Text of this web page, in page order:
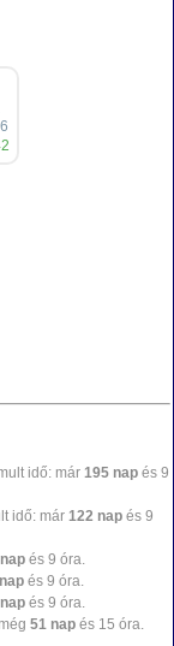
idő: már 195 nap és 9
idő: már 122 nap és 9
és 9 óra.
és 9 óra.
és 9 óra.
51 nap és 15 óra.